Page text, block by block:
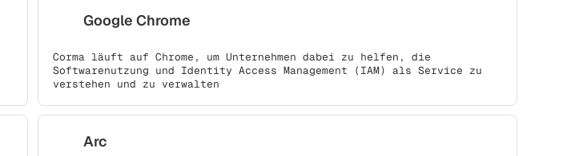
Google Chrome
Corma läuft auf Chrome, um Unternehmen dabei zu helfen, die
Softwarenutzung und Identity Access Management (IAM) als Service zu
verstehen und zu verwalten
Arc